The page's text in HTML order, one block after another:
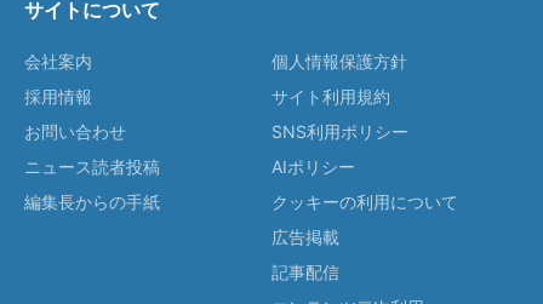
サイトについて
会社案内
採用情報
お問い合わせ
ニュース読者投稿
編集長からの手紙
個人情報保護方針
サイト利用規約
SNS利用ポリシー
AIポリシー
クッキーの利用について
広告掲載
記事配信